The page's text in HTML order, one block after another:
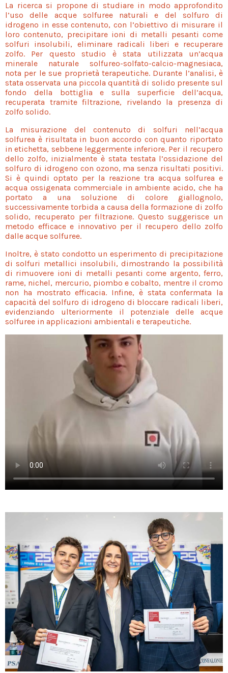
La ricerca si propone di studiare in modo approfondito
l’uso delle acque solfuree naturali e del solfuro di
idrogeno in esse contenuto, con l’obiettivo di misurare il
loro contenuto, precipitare ioni di metalli pesanti come
solfuri insolubili, eliminare radicali liberi e recuperare
zolfo. Per questo studio è stata utilizzata un’acqua
minerale naturale solfureo-solfato-calcio-magnesiaca,
nota per le sue proprietà terapeutiche. Durante l’analisi, è
stata osservata una piccola quantità di solido presente sul
fondo della bottiglia e sulla superficie dell’acqua,
recuperata tramite filtrazione, rivelando la presenza di
zolfo solido.
La misurazione del contenuto di solfuri nell’acqua
solfurea è risultata in buon accordo con quanto riportato
in etichetta, sebbene leggermente inferiore. Per il recupero
dello zolfo, inizialmente è stata testata l’ossidazione del
solfuro di idrogeno con ozono, ma senza risultati positivi.
Si è quindi optato per la reazione tra acqua solfurea e
acqua ossigenata commerciale in ambiente acido, che ha
portato a una soluzione di colore giallognolo,
successivamente torbida a causa della formazione di zolfo
solido, recuperato per filtrazione. Questo suggerisce un
metodo efficace e innovativo per il recupero dello zolfo
dalle acque solfuree.
Inoltre, è stato condotto un esperimento di precipitazione
di solfuri metallici insolubili, dimostrando la possibilità
di rimuovere ioni di metalli pesanti come argento, ferro,
rame, nichel, mercurio, piombo e cobalto, mentre il cromo
non ha mostrato efficacia. Infine, è stata confermata la
capacità del solfuro di idrogeno di bloccare radicali liberi,
evidenziando ulteriormente il potenziale delle acque
solfuree in applicazioni ambientali e terapeutiche.